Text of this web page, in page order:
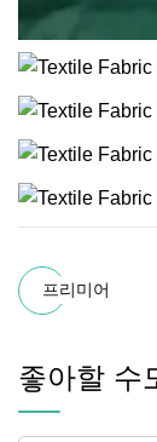
프리미어
좋아할 수